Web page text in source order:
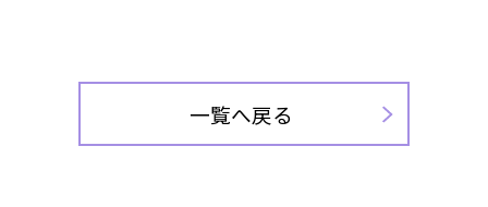
一覧へ戻る